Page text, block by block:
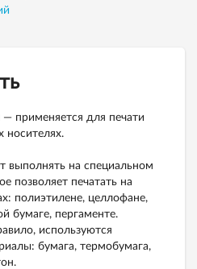
— применяется для печати
носителях.
выполнять на специальном
позволяет печатать на
полиэтилене, целлофане,
бумаге, пергаменте.
используются
бумага, термобумага,